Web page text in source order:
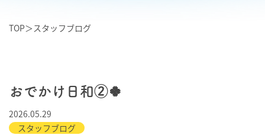
TOP＞スタッフブログ
おでかけ日和②🍀
2026.05.29
スタッフブログ